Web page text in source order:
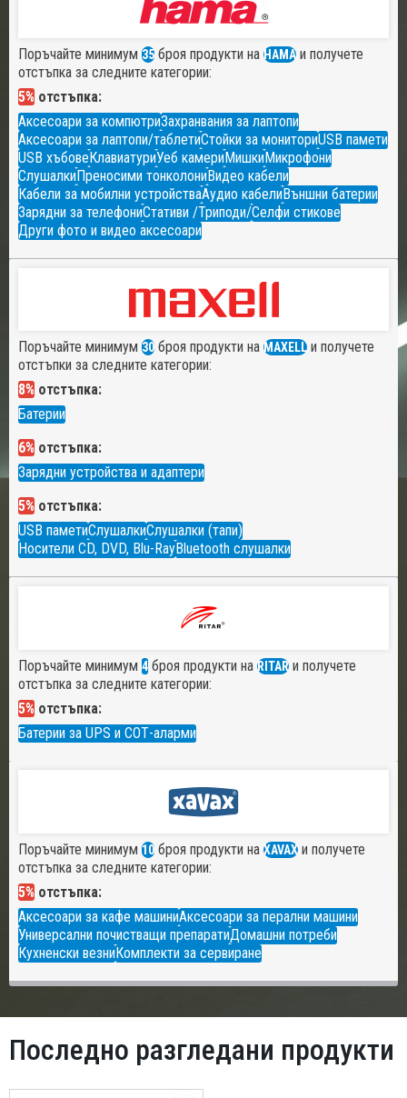
Поръчайте минимум 35 броя продукти на HAMA и получете
отстъпка за следните категории:
5% отстъпка:
Аксесоари за компютриЗахранвания за лаптопи
Аксесоари за лаптопи/таблетиСтойки за мониториUSB памети
USB хъбовеКлавиатуриУеб камериМишкиМикрофони
СлушалкиПреносими тонколониВидео кабели
Кабели за мобилни устройстваАудио кабелиВъншни батерии
Зарядни за телефониСтативи /Триподи/Селфи стикове
Други фото и видео аксесоари
Поръчайте минимум 30 броя продукти на MAXELL и получете
отстъпки за следните категории:
8% отстъпка:
Батерии
6% отстъпка:
Зарядни устройства и адаптери
5% отстъпка:
USB паметиСлушалкиСлушалки (тапи)
Носители CD, DVD, Blu-RayBluetooth слушалки
Поръчайте минимум 4 броя продукти на RITAR и получете
отстъпка за следните категории:
5% отстъпка:
Батерии за UPS и СОТ-аларми
Поръчайте минимум 10 броя продукти на XAVAX и получете
отстъпка за следните категории:
5% отстъпка:
Аксесоари за кафе машиниАксесоари за перални машини
Универсални почистващи препаратиДомашни потреби
Кухненски везниКомплекти за сервиране
Последно разгледани продукти